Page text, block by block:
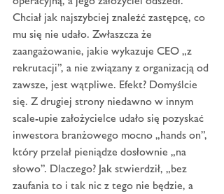
Chciał jak najszybciej znaleźć zastępcę, co
mu się nie udało. Zwłaszcza że
zaangażowanie, jakie wykazuje CEO „z
rekrutacji”, a nie związany z organizacją od
zawsze, jest wątpliwe. Efekt? Domyślcie
się. Z drugiej strony niedawno w innym
scale-upie założycielce udało się pozyskać
inwestora branżowego mocno „hands on”,
który przelał pieniądze dosłownie „na
słowo”. Dlaczego? Jak stwierdził, „bez
zaufania to i tak nic z tego nie będzie, a